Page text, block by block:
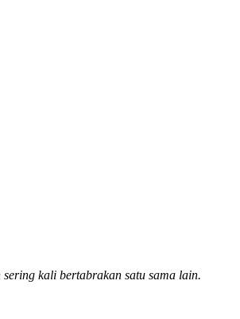
kali bertabrakan satu sama lain.